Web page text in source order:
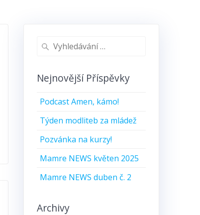
Vyhledat:
Nejnovější Příspěvky
Podcast Amen, kámo!
Týden modliteb za mládež
Pozvánka na kurzy!
Mamre NEWS květen 2025
Mamre NEWS duben č. 2
Archivy